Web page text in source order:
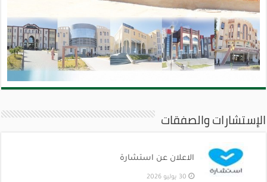
الإستشارات والصفقات
الاعلان عن استشارة
30 يوليو 2026